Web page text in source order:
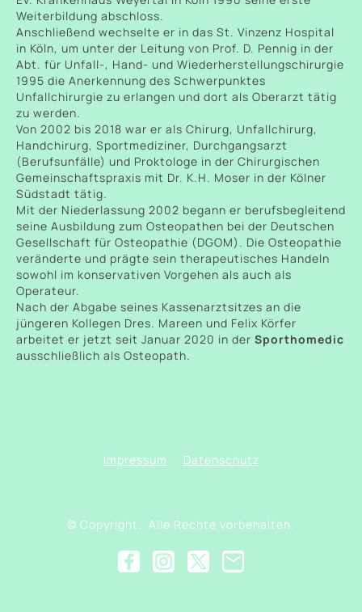
Weiterbildung abschloss.
Anschließend wechselte er in das St. Vinzenz Hospital
in Köln, um unter der Leitung von Prof. D. Pennig in der
Abt. für Unfall-, Hand- und Wiederherstellungschirurgie
1995 die Anerkennung des Schwerpunktes
Unfallchirurgie zu erlangen und dort als Oberarzt tätig
zu werden.
Von 2002 bis 2018 war er als Chirurg, Unfallchirurg,
Handchirurg, Sportmediziner, Durchgangsarzt
(Berufsunfälle) und Proktologe in der Chirurgischen
Gemeinschaftspraxis mit Dr. K.H. Moser in der Kölner
Südstadt tätig.
Mit der Niederlassung 2002 begann er berufsbegleitend
seine Ausbildung zum Osteopathen bei der Deutschen
Gesellschaft für Osteopathie (DGOM). Die Osteopathie
veränderte und prägte sein therapeutisches Handeln
sowohl im konservativen Vorgehen als auch als
Operateur.
Nach der Abgabe seines Kassenarztsitzes an die
jüngeren Kollegen Dres. Mareen und Felix Körfer
arbeitet er jetzt seit Januar 2020 in der Sporthomedic
ausschließlich als Osteopath.
Impressum Datenschutz
© Copyright. Alle Rechte vorbehalten.